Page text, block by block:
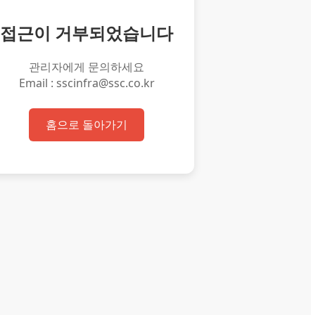
접근이 거부되었습니다
관리자에게 문의하세요
Email : sscinfra@ssc.co.kr
홈으로 돌아가기